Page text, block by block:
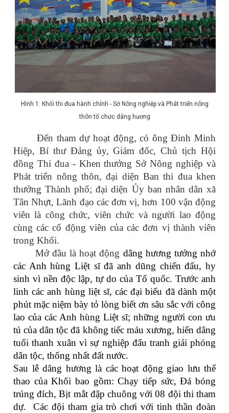
Hình 1: Khối thi đua hành chính - Sở Nông nghiệp và Phát triển nông
thôn tổ chức dâng hương
Đến tham dự hoạt động, có ông Đinh Minh
Hiệp, Bí thư Đảng ủy, Giám đốc, Chủ tịch Hội
đồng Thi đua - Khen thưởng Sở Nông nghiệp và
Phát triển nông thôn, đại diện Ban thi đua khen
thưởng Thành phố; đại diện Ủy ban nhân dân xã
Tân Nhựt, Lãnh đạo các đơn vị, hơn 100 vận động
viên là công chức, viên chức và người lao động
cùng các cổ động viên của các đơn vị thành viên
trong Khối.
Mở đầu là hoạt động dâng hương tưởng nhớ
các Anh hùng Liệt sĩ đã anh dũng chiến đấu, hy
sinh vì nền độc lập, tự do của Tổ quốc. Trước anh
linh các anh hùng liệt sĩ, các đại biểu đã dành một
phút mặc niệm bày tỏ lòng biết ơn sâu sắc với công
lao của các Anh hùng Liệt sĩ; những người con ưu
tú của dân tộc đã không tiếc máu xương, hiến dâng
tuổi thanh xuân vì sự nghiệp đấu tranh giải phóng
dân tộc, thống nhất đất nước.
Sau lễ dâng hương là các hoạt động giao lưu thể
thao của Khối bao gồm: Chạy tiếp sức, Đá bóng
trúng đích, Bịt mắt đập chuông với 08 đội thi tham
dự.
Các đội tham gia trò chơi với tinh thần đoàn